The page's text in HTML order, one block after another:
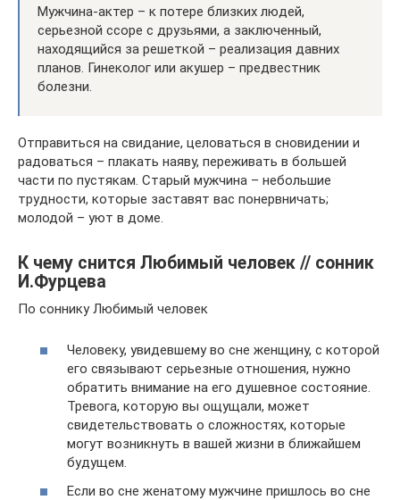
Мужчина-актер – к потере близких людей,
серьезной ссоре с друзьями, а заключенный,
находящийся за решеткой – реализация давних
планов. Гинеколог или акушер – предвестник
болезни.
Отправиться на свидание, целоваться в сновидении и
радоваться – плакать наяву, переживать в большей
части по пустякам. Старый мужчина – небольшие
трудности, которые заставят вас понервничать;
молодой – уют в доме.
К чему снится Любимый человек // сонник
И.Фурцева
По соннику Любимый человек
Человеку, увидевшему во сне женщину, с которой
его связывают серьезные отношения, нужно
обратить внимание на его душевное состояние.
Тревога, которую вы ощущали, может
свидетельствовать о сложностях, которые
могут возникнуть в вашей жизни в ближайшем
будущем.
Если во сне женатому мужчине пришлось во сне